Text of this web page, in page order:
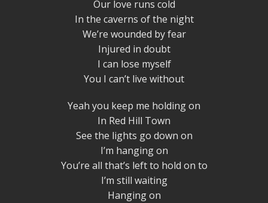
Our love runs cold
In the caverns of the night
We’re wounded by fear
Injured in doubt
I can lose myself
You I can’t live without
Yeah you keep me holding on
In Red Hill Town
See the lights go down on
I’m hanging on
You’re all that’s left to hold on to
I’m still waiting
Hanging on